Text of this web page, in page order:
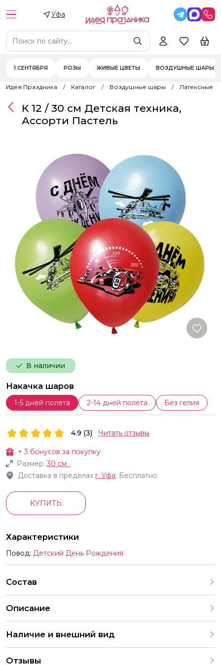
Уфа
1 СЕНТЯБРЯ РОЗЫ ЖИВЫЕ ЦВЕТЫ ВОЗДУШНЫЕ ШАРЫ
Идея Праздника Каталог Воздушные шары Латексные
В наличии
Накачка шаров
1-5 дней полёта 2-14 дней полёта Без гелия
К 12 / 30 см Детская техника,
Ассорти Пастель
+3 бонусов за покупку
Размер:30 см
Доставка в пределах г. Уфа: Бесплатно
4.9 (3) Читать отзывы
КУПИТЬ
Характеристики
Повод: Детский День Рождения
Состав
Описание
праздничный комплект это готовая коллекция шаров с
красиво подобранными рисунками Обратите внимание
Шары продаются именно готовыми наборами это
Наличие и внешний вид
индивидуальных предпочтений и тематики праздника. На
Отзывы